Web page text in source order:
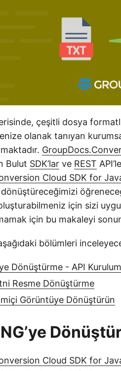
çeşitli dosya
olanak tanıyan
Bulut SDK’lar ve REST
Cloud SDK for
için sizi
için bu makaleyi
bölümleri
Dönüştürme - API
Resme Dönüştürme
Görüntüye Dönüştürün
Cloud SDK for